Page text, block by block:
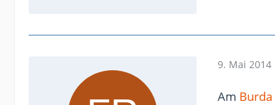
9. Mai 2014
Am Burda